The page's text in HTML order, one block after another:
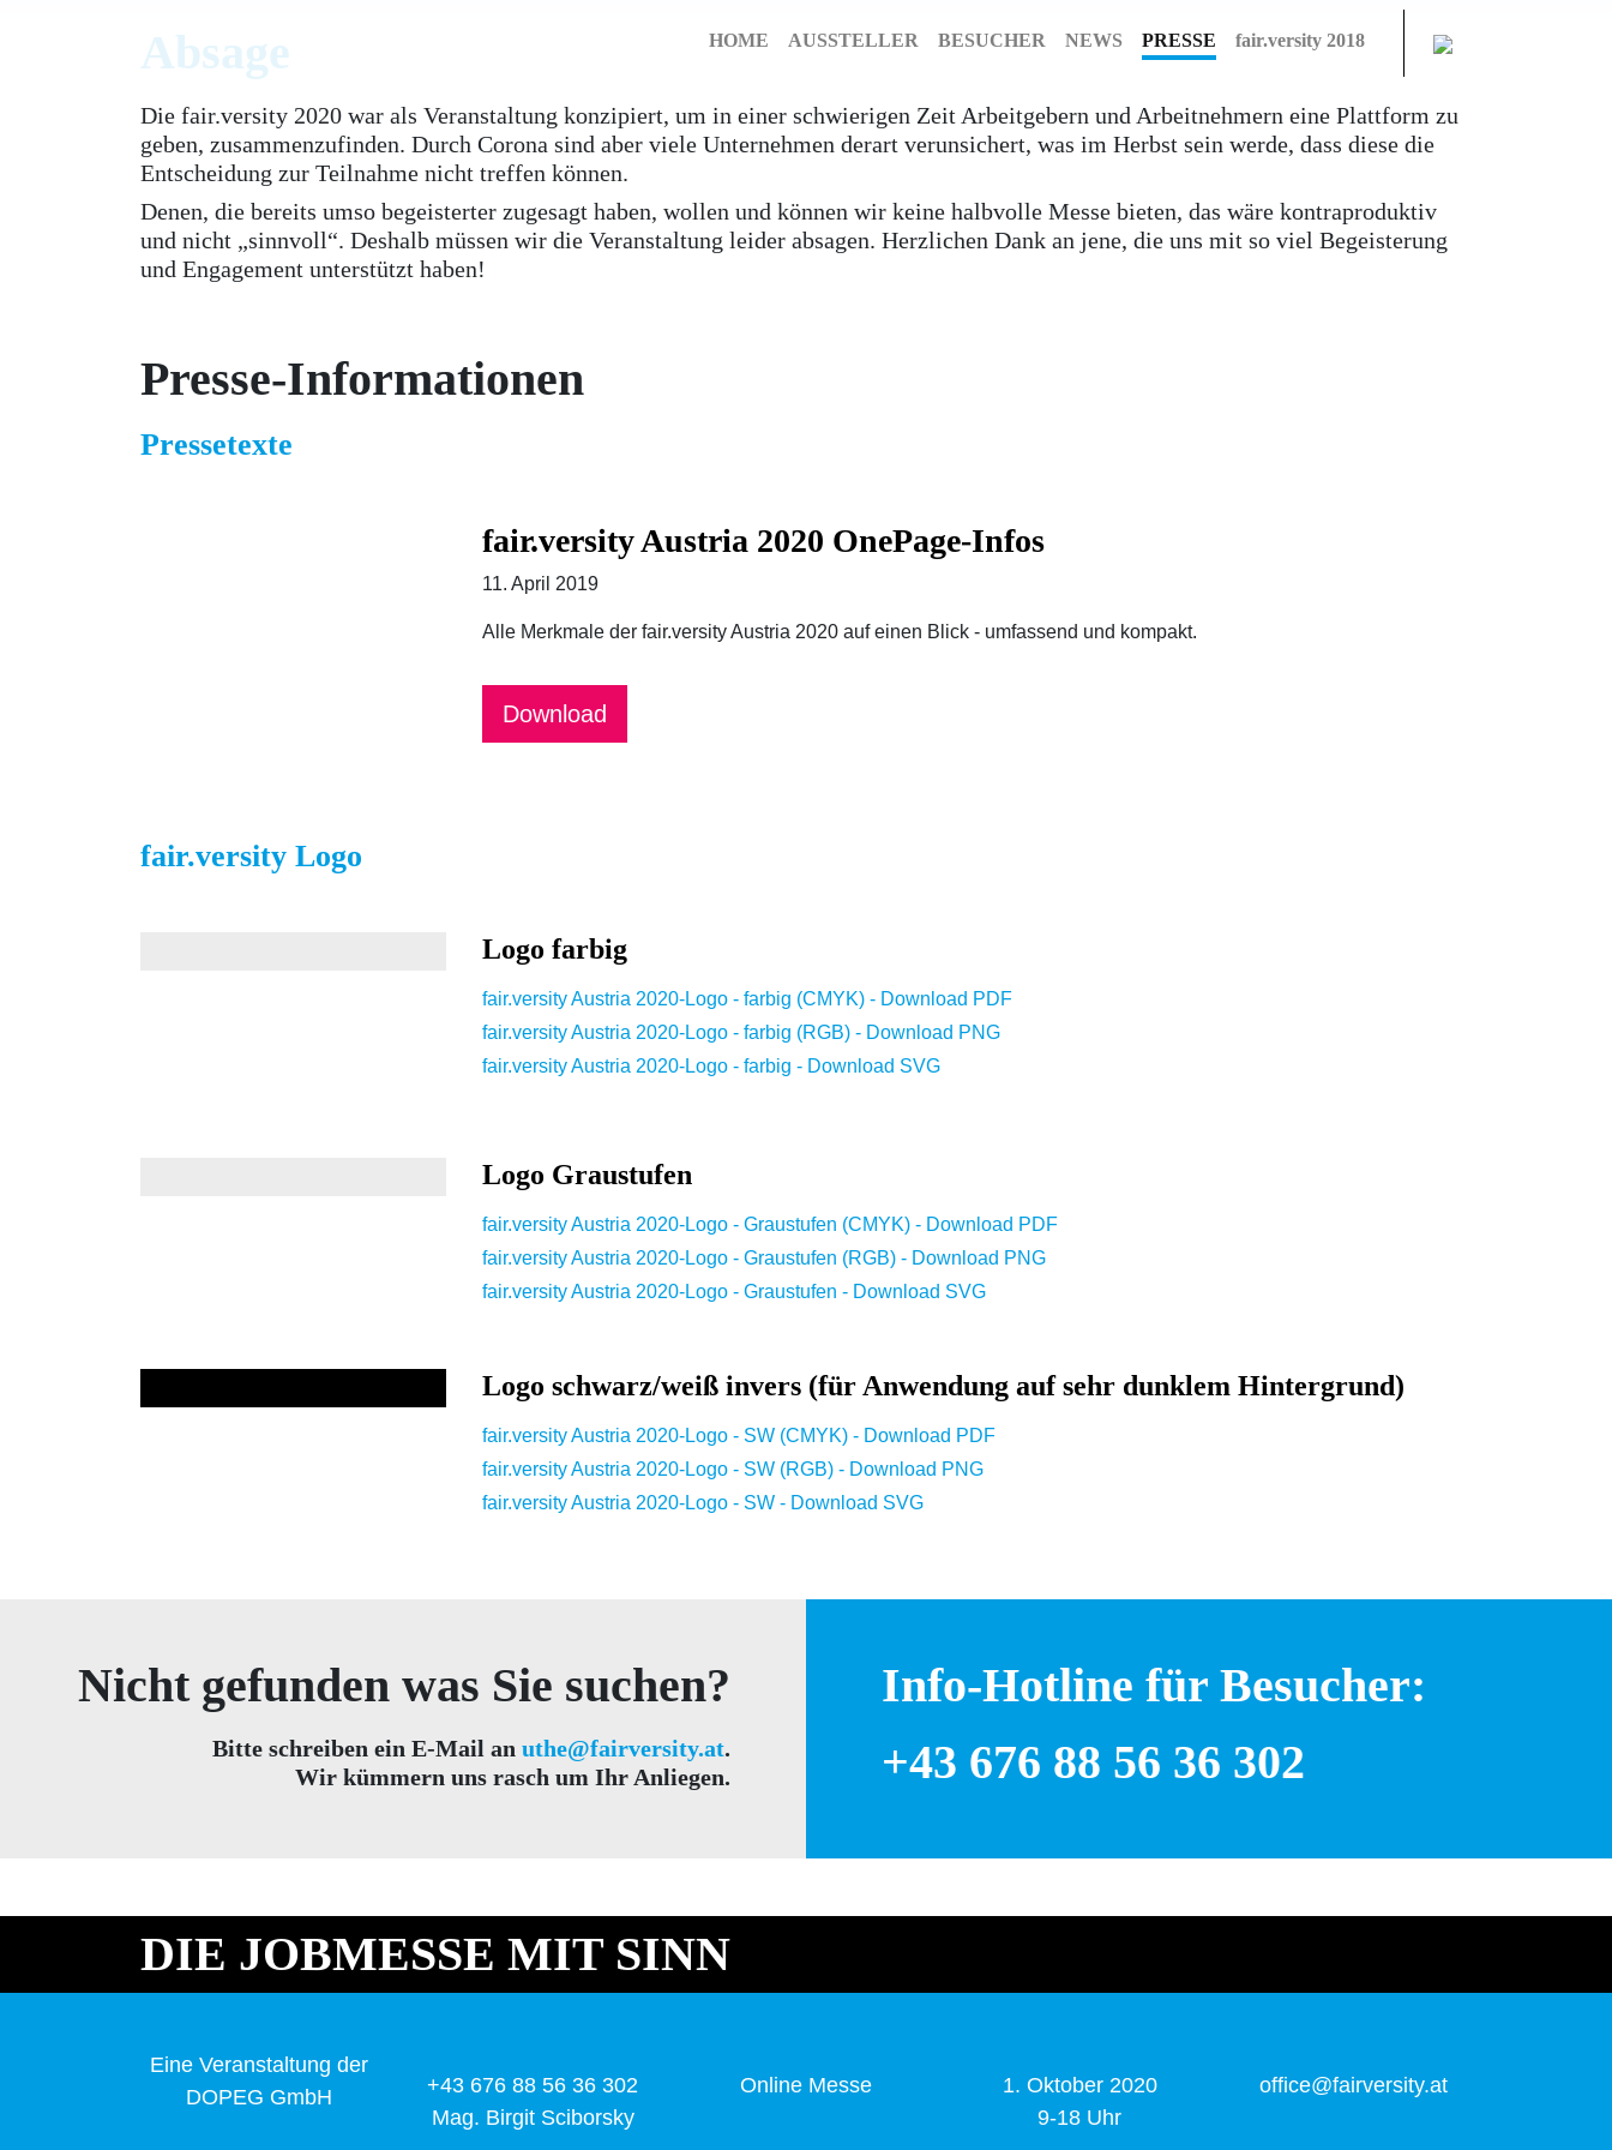
HOME AUSSTELLER BESUCHER NEWS PRESSE fair.versity 2018
Absage
Die fair.versity 2020 war als Veranstaltung konzipiert, um in einer schwierigen Zeit Arbeitgebern und Arbeitnehmern eine Plattform zu
geben, zusammenzufinden. Durch Corona sind aber viele Unternehmen derart verunsichert, was im Herbst sein werde, dass diese die
Entscheidung zur Teilnahme nicht treffen können.
Denen, die bereits umso begeisterter zugesagt haben, wollen und können wir keine halbvolle Messe bieten, das wäre kontraproduktiv
und nicht „sinnvoll“. Deshalb müssen wir die Veranstaltung leider absagen. Herzlichen Dank an jene, die uns mit so viel Begeisterung
und Engagement unterstützt haben!
Presse-Informationen
Pressetexte
fair.versity Austria 2020 OnePage-Infos
11. April 2019
Alle Merkmale der fair.versity Austria 2020 auf einen Blick - umfassend und kompakt.
Download
fair.versity Logo
Logo farbig
fair.versity Austria 2020-Logo - farbig (CMYK) - Download PDF
fair.versity Austria 2020-Logo - farbig (RGB) - Download PNG
fair.versity Austria 2020-Logo - farbig - Download SVG
Logo Graustufen
fair.versity Austria 2020-Logo - Graustufen (CMYK) - Download PDF
fair.versity Austria 2020-Logo - Graustufen (RGB) - Download PNG
fair.versity Austria 2020-Logo - Graustufen - Download SVG
Logo schwarz/weiß invers (für Anwendung auf sehr dunklem Hintergrund)
fair.versity Austria 2020-Logo - SW (CMYK) - Download PDF
fair.versity Austria 2020-Logo - SW (RGB) - Download PNG
fair.versity Austria 2020-Logo - SW - Download SVG
Nicht gefunden was Sie suchen?
Bitte schreiben ein E-Mail an uthe@fairversity.at.
Wir kümmern uns rasch um Ihr Anliegen.
Info-Hotline für Besucher:
+43 676 88 56 36 302
DIE JOBMESSE MIT SINN
Eine Veranstaltung der
DOPEG GmbH
+43 676 88 56 36 302
Mag. Birgit Sciborsky
Online Messe
1. Oktober 2020
9-18 Uhr
office@fairversity.at